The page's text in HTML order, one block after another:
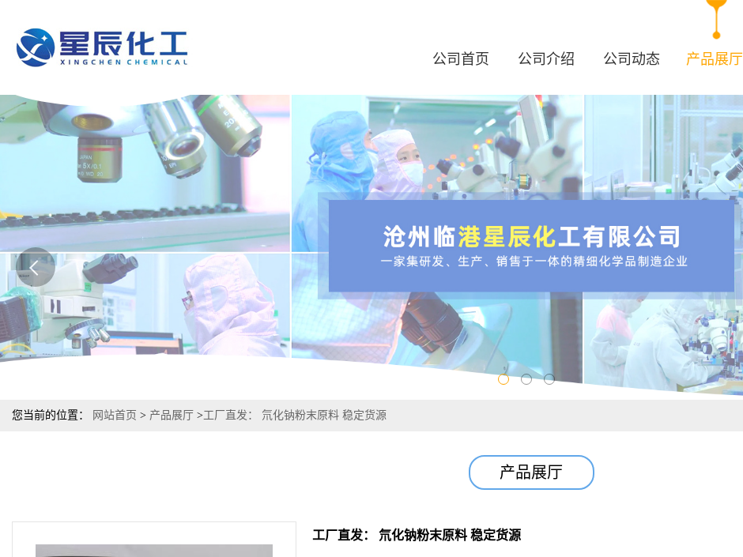
公司首页 公司介绍 公司动态 产品展厅
您当前的位置： 网站首页 > 产品展厅 >工厂直发： 氘化钠粉末原料 稳定货源
产品展厅
工厂直发： 氘化钠粉末原料 稳定货源